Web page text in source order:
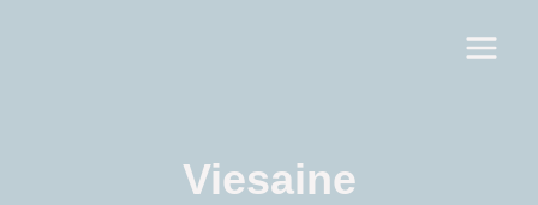
Viesaine